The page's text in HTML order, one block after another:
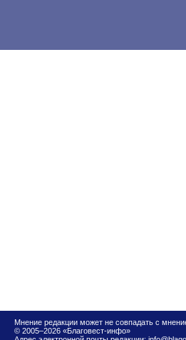
Мнение редакции может не совпадать с
© 2005–2026 «Благовест-инфо»